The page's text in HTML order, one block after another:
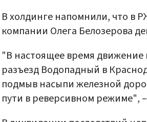
В холдинге напомнили, что в
компании Олега Белозерова
"В настоящее время движение
разъезд Водопадный в
подмыв насыпи железной
пути в реверсивном режиме",